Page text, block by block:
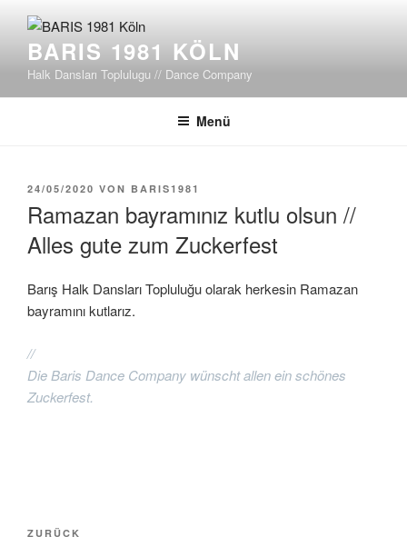
Inhalt
springenBARIS 1981 KÖLN
Halk Dansları Toplulugu // Dance Company
Menü
VERÖFFENTLICHT
24/05/2020 VON BARIS1981
Ramazan bayramınız kutlu olsun //
Alles gute zum Zuckerfest
Barış Halk Dansları Topluluğu olarak herkesin Ramazan
bayramını kutlarız.
//
Die Baris Dance Company wünscht allen ein schönes
Zuckerfest.
Beitragsnavigation
ZURÜCK